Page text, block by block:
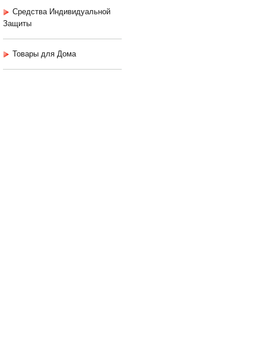
Средства Индивидуальной
Защиты
Товары для Дома